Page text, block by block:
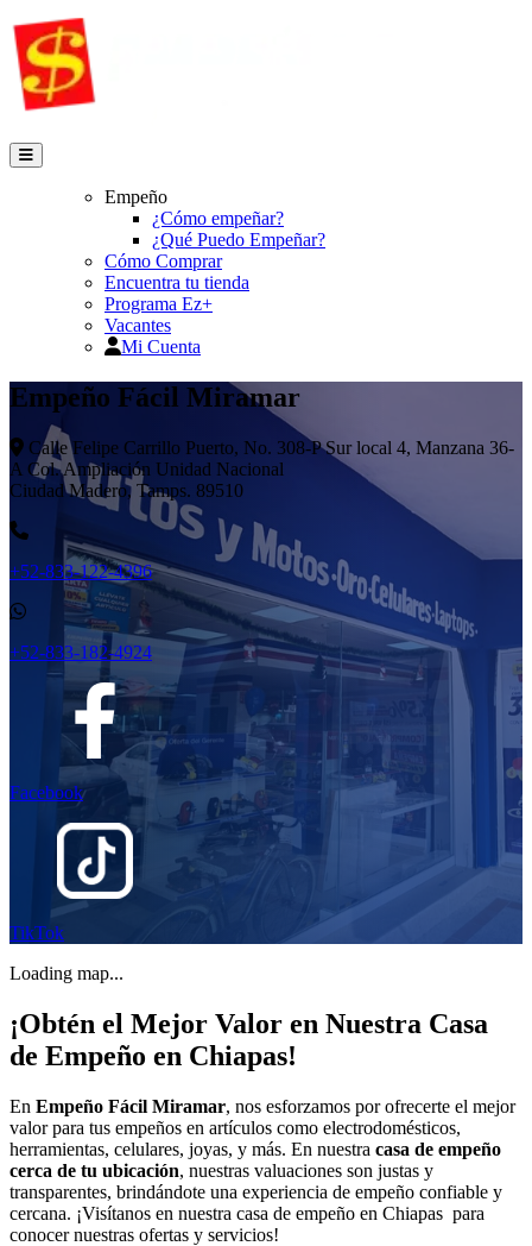
Empeño
¿Cómo empeñar?
¿Qué Puedo Empeñar?
Cómo Comprar
Encuentra tu tienda
Programa Ez+
Vacantes
Mi Cuenta
Empeño Fácil Miramar
Calle Felipe Carrillo Puerto, No. 308-P Sur local 4, Manzana 36-
A Col. Ampliación Unidad Nacional
Ciudad Madero, Tamps. 89510
+52-833-122-4396
+52-833-182-4924
Facebook
TikTok
Loading map...
¡Obtén el Mejor Valor en Nuestra Casa
de Empeño en Chiapas!
En Empeño Fácil Miramar, nos esforzamos por ofrecerte el mejor
valor para tus empeños en artículos como electrodomésticos,
herramientas, celulares, joyas, y más. En nuestra casa de empeño
cerca de tu ubicación, nuestras valuaciones son justas y
transparentes, brindándote una experiencia de empeño confiable y
cercana. ¡Visítanos en nuestra casa de empeño en Chiapas para
conocer nuestras ofertas y servicios!